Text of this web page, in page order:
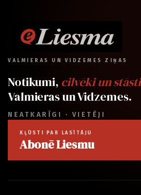
VALMIERAS UN VIDZEMES ZIŅAS
Notikumi, cilvēki un stāsti
Valmieras un Vidzemes.
NEATKARĪGI · VIETĒJI
KĻŪSTI PAR LASĪTĀJU
Abonē Liesmu